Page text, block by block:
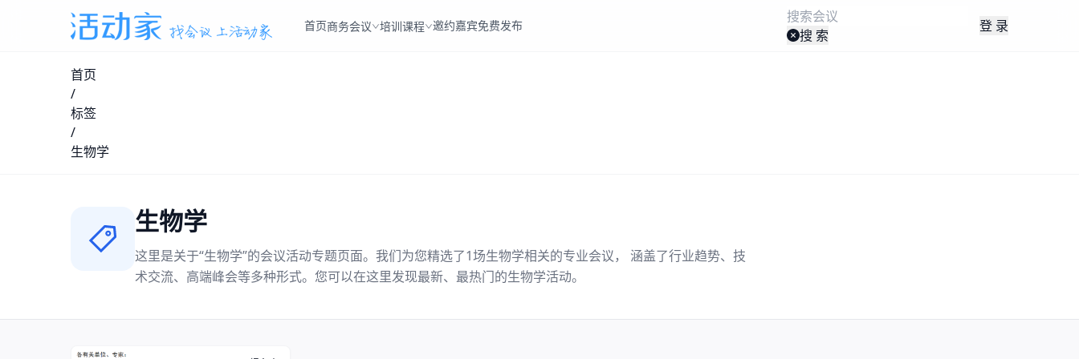
首页商务会议 培训课程 邀约嘉宾免费发布
搜 索
登 录
首页
/
标签
/
生物学
生物学
这里是关于“生物学”的会议活动专题页面。我们为您精选了1场生物学相关的专业会议， 涵盖了行业趋势、技
术交流、高端峰会等多种形式。您可以在这里发现最新、最热门的生物学活动。